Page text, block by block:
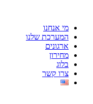
מי אנחנו
המערכת שלנו
ארגונים
מחירון
בלוג
צרו קשר